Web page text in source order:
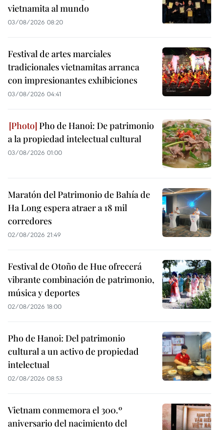
vietnamita al mundo
03/08/2026 08:20
Festival de artes marciales
tradicionales vietnamitas arranca
con impresionantes exhibiciones
03/08/2026 04:41
Pho de Hanoi: De patrimonio
a la propiedad intelectual cultural
03/08/2026 01:00
Maratón del Patrimonio de Bahía de
Ha Long espera atraer a 18 mil
corredores
02/08/2026 21:49
Festival de Otoño de Hue ofrecerá
vibrante combinación de patrimonio,
música y deportes
02/08/2026 18:00
Pho de Hanoi: Del patrimonio
cultural a un activo de propiedad
intelectual
02/08/2026 08:53
Vietnam conmemora el 300.º
aniversario del nacimiento del